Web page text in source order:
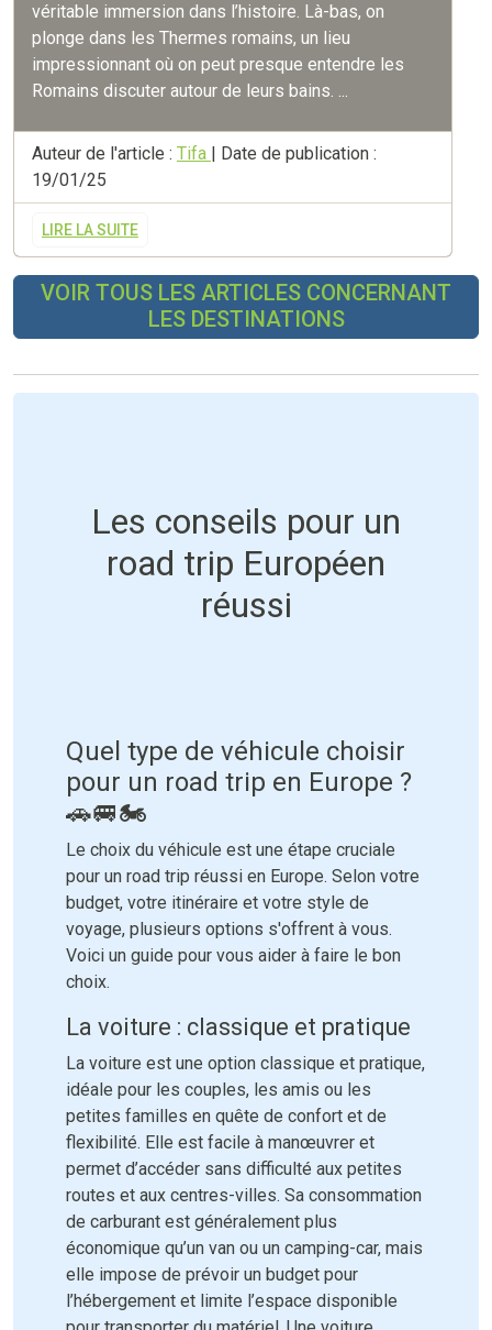
véritable immersion dans l’histoire. Là-bas, on
plonge dans les Thermes romains, un lieu
impressionnant où on peut presque entendre les
Romains discuter autour de leurs bains. ...
Auteur de l'article : Tifa | Date de publication :
19/01/25
LIRE LA SUITE
VOIR TOUS LES ARTICLES CONCERNANT
LES DESTINATIONS
Les conseils pour un
road trip Européen
réussi
Quel type de véhicule choisir
pour un road trip en Europe ?
🚗🚐🏍
Le choix du véhicule est une étape cruciale
pour un road trip réussi en Europe. Selon votre
budget, votre itinéraire et votre style de
voyage, plusieurs options s'offrent à vous.
Voici un guide pour vous aider à faire le bon
choix.
La voiture : classique et pratique
La voiture est une option classique et pratique,
idéale pour les couples, les amis ou les
petites familles en quête de confort et de
flexibilité. Elle est facile à manœuvrer et
permet d’accéder sans difficulté aux petites
routes et aux centres-villes. Sa consommation
de carburant est généralement plus
économique qu’un van ou un camping-car, mais
elle impose de prévoir un budget pour
l’hébergement et limite l’espace disponible